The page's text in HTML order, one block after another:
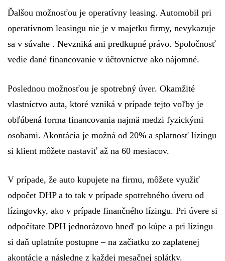
Ďalšou možnosťou je operatívny leasing. Automobil pri
operatívnom leasingu nie je v majetku firmy, nevykazuje
sa v súvahe . Nevzniká ani predkupné právo. Spoločnosť
vedie dané financovanie v účtovníctve ako nájomné.
Poslednou možnosťou je spotrebný úver. Okamžité
vlastníctvo auta, ktoré vzniká v prípade tejto voľby je
obľúbená forma financovania najmä medzi fyzickými
osobami. Akontácia je možná od 20% a splatnosť lízingu
si klient môžete nastaviť až na 60 mesiacov.
V prípade, že auto kupujete na firmu, môžete využiť
odpočet DHP a to tak v prípade spotrebného úveru od
lízingovky, ako v prípade finančného lízingu. Pri úvere si
odpočítate DPH jednorázovo hneď po kúpe a pri lízingu
si daň uplatníte postupne – na začiatku zo zaplatenej
akontácie a následne z každej mesačnej splátky.